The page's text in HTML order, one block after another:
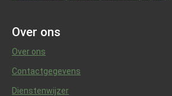
Over ons
Over ons
Contactgegevens
Dienstenwijzer